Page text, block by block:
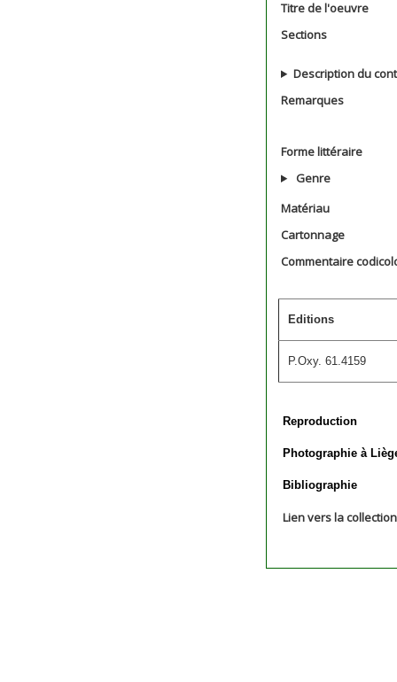
Titre de l'oeuvre
Sections
Description du
Remarques
Forme littéraire
Genre
Matériau
Cartonnage
Commentaire
Editions
P.Oxy. 61.4159
Reproduction
Photographie à
Bibliographie
Lien vers la